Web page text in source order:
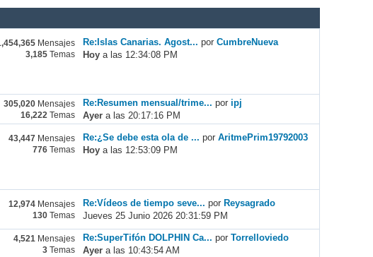
Mensajes
3,185 Temas
Re:Islas Canarias. Agost... porCumbreNueva
Hoy a las 12:34:08 PM
305,020 Mensajes
16,222 Temas
Re:Resumen mensual/trime... poripj
Ayer a las 20:17:16 PM
43,447 Mensajes
776 Temas
Re:¿Se debe esta ola de ... porAritmePrim19792003
Hoy a las 12:53:09 PM
12,974 Mensajes
130 Temas
Re:Vídeos de tiempo seve... porReysagrado
Jueves 25 Junio 2026 20:31:59 PM
4,521 Mensajes
3 Temas
Re:SuperTifón DOLPHIN Ca... porTorrelloviedo
Ayer a las 10:43:54 AM